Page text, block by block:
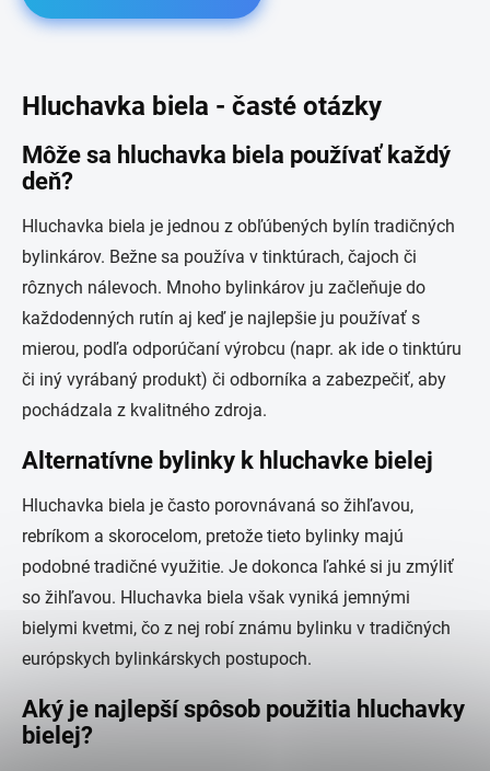
Hluchavka biela - časté otázky
Môže sa hluchavka biela používať každý
deň?
Hluchavka biela je jednou z obľúbených bylín tradičných
bylinkárov. Bežne sa používa v tinktúrach, čajoch či
rôznych nálevoch. Mnoho bylinkárov ju začleňuje do
každodenných rutín aj keď je najlepšie ju používať s
mierou, podľa odporúčaní výrobcu (napr. ak ide o tinktúru
či iný vyrábaný produkt) či odborníka a zabezpečiť, aby
pochádzala z kvalitného zdroja.
Alternatívne bylinky k hluchavke bielej
Hluchavka biela je často porovnávaná so žihľavou,
rebríkom a skorocelom, pretože tieto bylinky majú
podobné tradičné využitie. Je dokonca ľahké si ju zmýliť
so žihľavou. Hluchavka biela však vyniká jemnými
bielymi kvetmi, čo z nej robí známu bylinku v tradičných
európskych bylinkárskych postupoch.
Aký je najlepší spôsob použitia hluchavky
bielej?